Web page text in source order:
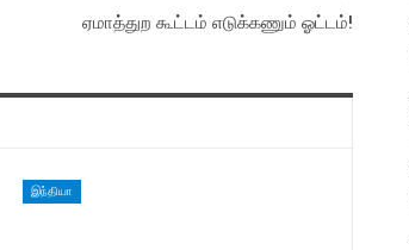
ஏமாத்துற கூட்டம் எடுக்கணும் ஓட்டம்!
இந்தியா